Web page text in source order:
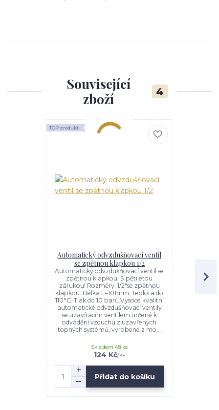
Související
zboží
4
TOP produkt
Automatický odvzdušňovací ventil
se zpětnou klapkou 1/2
Automatický odvzdušňovací ventil se
zpětnou klapkou. S pětiletou
zárukou! Rozměry: 1/2"se zpětnou
klapkou. Délka L=101mm. Teplota do
110°C. Tlak do 10 barů.Vysoce kvalitní
automatické odvzdušňovací ventily
se uzavíracím ventilem určené k
odvádění vzduchu z uzavřených
topných systémů, vyrobené z mo...
124 Kč/ks
Skladem 48 ks
Přidat do košíku
Mini
pexalpex